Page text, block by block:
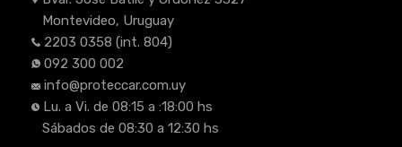
Montevideo, Uruguay
2203 0358 (int. 804)
092 300 002
info@proteccar.com.uy
Lu. a Vi. de 08:15 a :18:00 hs
Sábados de 08:30 a 12:30 hs